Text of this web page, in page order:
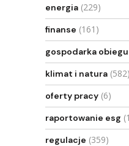
energia (229)
finanse (161)
gospodarka
klimat i natura (582)
oferty pracy (6)
raportowanie esg
regulacje (359)